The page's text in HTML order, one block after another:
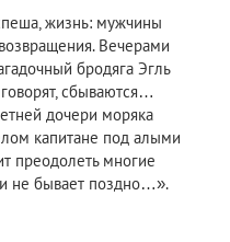
жизнь: мужчины
Вечерами
бродяга Эгль
сбываются…
дочери моряка
капитане под алыми
преодолеть многие
не бывает поздно…».